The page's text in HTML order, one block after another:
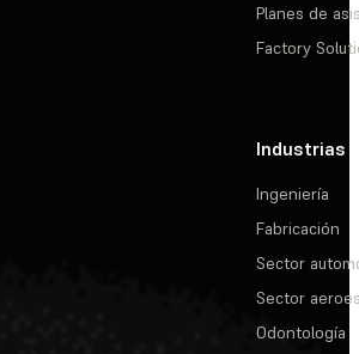
Planes de
Factory
Industrias
Ingeniería
Fabricación
Sector
Sector
Odontología